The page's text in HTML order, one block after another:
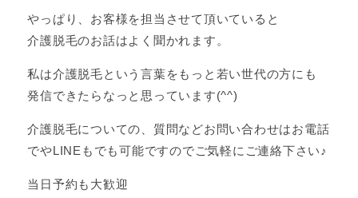
やっぱり、お客様を担当させて頂いていると
介護脱毛のお話はよく聞かれます。
私は介護脱毛という言葉をもっと若い世代の方にも
発信できたらなっと思っています(^^)
介護脱毛についての、質問などお問い合わせはお電話
でやLINEもでも可能ですのでご気軽にご連絡下さい♪
当日予約も大歓迎